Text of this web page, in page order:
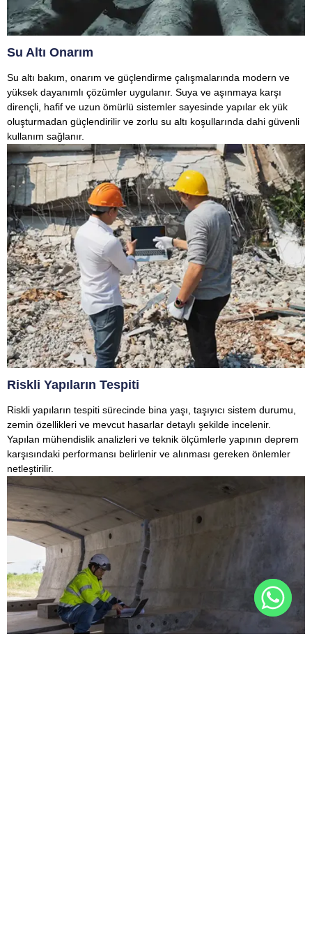
Su Altı Onarım
Su altı bakım, onarım ve güçlendirme çalışmalarında modern ve
yüksek dayanımlı çözümler uygulanır. Suya ve aşınmaya karşı
dirençli, hafif ve uzun ömürlü sistemler sayesinde yapılar ek yük
oluşturmadan güçlendirilir ve zorlu su altı koşullarında dahi güvenli
kullanım sağlanır.
Riskli Yapıların Tespiti
Riskli yapıların tespiti sürecinde bina yaşı, taşıyıcı sistem durumu,
zemin özellikleri ve mevcut hasarlar detaylı şekilde incelenir.
Yapılan mühendislik analizleri ve teknik ölçümlerle yapının deprem
karşısındaki performansı belirlenir ve alınması gereken önlemler
netleştirilir.